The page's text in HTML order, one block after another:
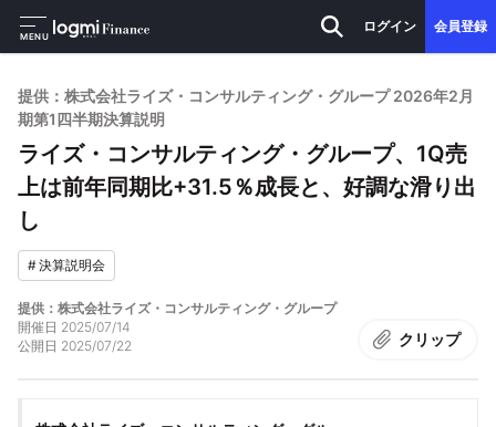
MENU
ログイン 会員登録
提供：株式会社ライズ・コンサルティング・グループ 2026年2月
期第1四半期決算説明
ライズ・コンサルティング・グループ、1Q売
上は前年同期比+31.5％成長と、好調な滑り出
し
#決算説明会
提供：株式会社ライズ・コンサルティング・グループ
開催日 2025/07/14
公開日 2025/07/22 クリップ